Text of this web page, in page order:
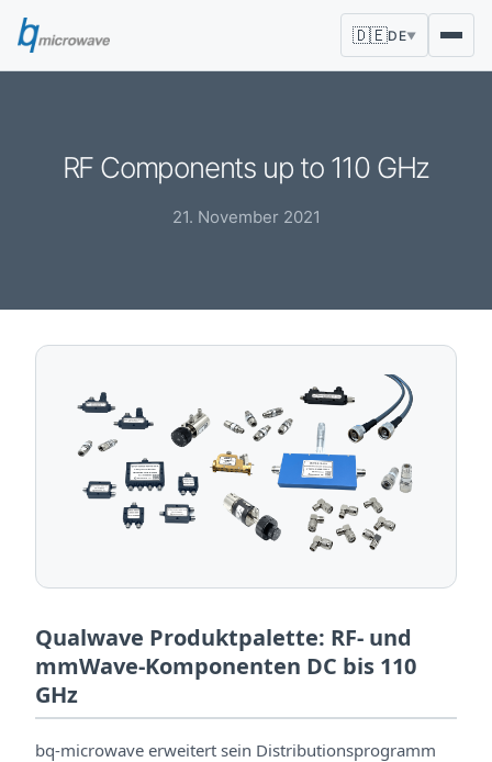
🇩🇪DE▼
RF Components up to 110 GHz
21. November 2021
Qualwave Produktpalette: RF- und
mmWave-Komponenten DC bis 110
GHz
bq-microwave erweitert sein Distributionsprogramm